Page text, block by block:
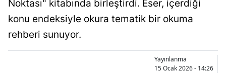
Noktası" kitabında birleştirdi. Eser, içerdiği
konu endeksiyle okura tematik bir okuma
rehberi sunuyor.
Yayınlanma
15 Ocak 2026 - 14:26